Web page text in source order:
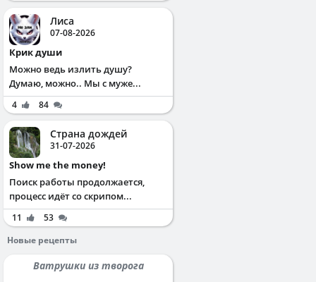
Лиса
07-08-2026
Крик души
Можно ведь излить душу?
Думаю, можно.. Мы с муже...
4 84
Страна дождей
31-07-2026
Show me the money!
Поиск работы продолжается,
процесс идёт со скрипом...
11
53
Новые рецепты
Ватрушки из творога